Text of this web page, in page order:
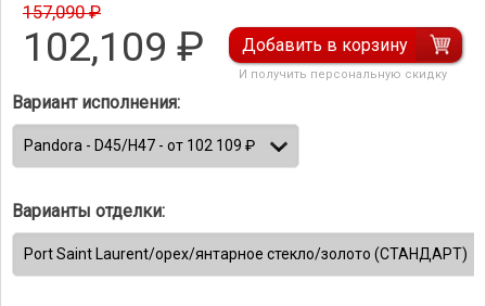
157,090 ₽
102,109 ₽ Добавить в корзину
И получить персональную скидку
Вариант исполнения:
Варианты отделки: